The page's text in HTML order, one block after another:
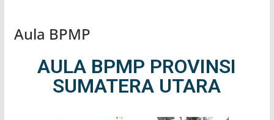
Aula BPMP
AULA BPMP PROVINSI
SUMATERA UTARA